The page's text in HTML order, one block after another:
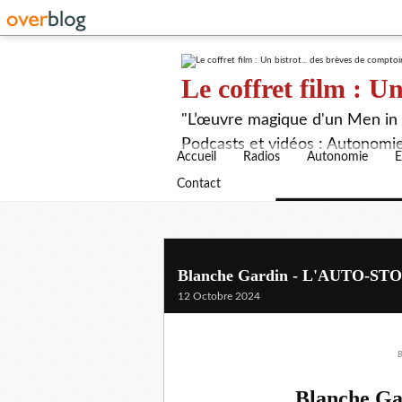
Le coffret film :
"L’œuvre magique d'un Men in
Podcasts et vidéos :
Accueil Radios Autonomie
Contact
Blanche Gardin - L'AUTO-
12 Octobre 2024